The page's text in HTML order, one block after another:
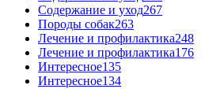
Содержание и уход267
Породы собак263
Лечение и профилактика248
Лечение и профилактика176
Интересное135
Интересное134